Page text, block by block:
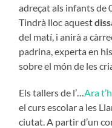
adreçat als infants de
Tindrà lloc aquest
del matí, i anirà a
padrina, experta en
sobre el món de les
Els tallers de l’… Ara
el curs escolar a les
ciutat. A partir d’un